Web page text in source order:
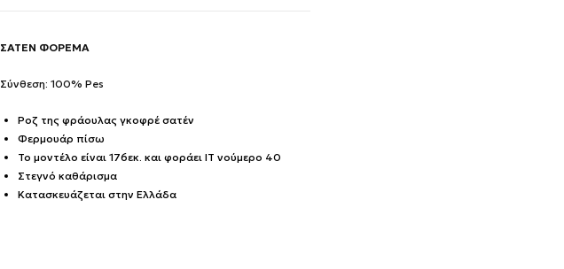
ΣΑΤΕΝ ΦΟΡΕΜΑ
Σύνθεση: 100% Pes
Ροζ της φράουλας γκοφρέ σατέν
Φερμουάρ πίσω
Το μοντέλο είναι 176εκ. και φοράει IT νούμερο 40
Στεγνό καθάρισμα
Κατασκευάζεται στην Ελλάδα